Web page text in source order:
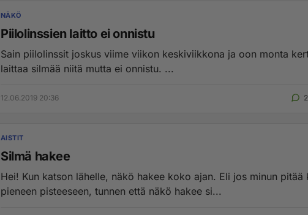
NÄKÖ
Piilolinssien laitto ei onnistu
Sain piilolinssit joskus viime viikon keskiviikkona ja oon monta
laittaa silmää niitä mutta ei onnistu. ...
12.06.2019 20:36 2
AISTIT
Silmä hakee
Hei! Kun katson lähelle, näkö hakee koko ajan. Eli jos minun pitää katsoa
pieneen pisteeseen, tunnen että näkö hakee si...